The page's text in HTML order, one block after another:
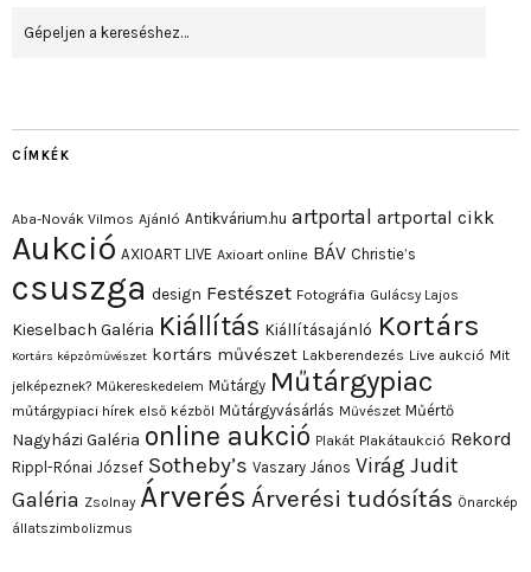
CÍMKÉK
Aba-Novák Vilmos Ajánló Antikvárium.hu artportal artportal cikk
Aukció AXIOART LIVE Axioart online BÁV Christie’s
csuszga design Festészet Fotográfia Gulácsy Lajos
Kieselbach Galéria Kiállítás Kiállításajánló Kortárs
Kortárs képzőművészet kortárs művészet Lakberendezés Live aukció Mit
jelképeznek? Műkereskedelem Műtárgy Műtárgypiac
műtárgypiaci hírek első kézből Műtárgyvásárlás Művészet Műértő
Nagyházi Galéria online aukció Plakát Plakátaukció Rekord
Rippl-Rónai József Sotheby’s Vaszary János Virág Judit
Galéria Zsolnay Árverés Árverési tudósítás Önarckép
állatszimbolizmus